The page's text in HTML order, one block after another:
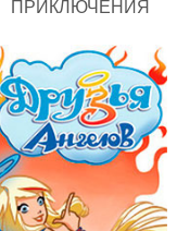
ПРИКЛЮЧЕНИЯ